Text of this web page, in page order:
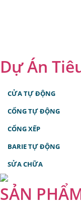
Dự Án
CỬA TỰ ĐỘNG
CỔNG TỰ ĐỘNG
CỔNG XẾP
BARIE TỰ ĐỘNG
SỬA CHỮA
SẢN